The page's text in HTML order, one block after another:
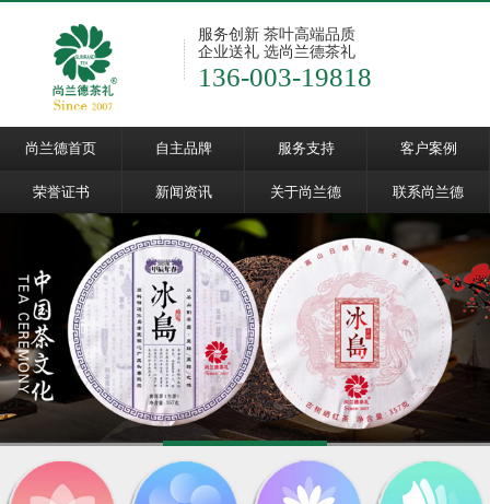
服务创新 茶叶高端品质
企业送礼 选尚兰德茶礼
136-003-19818
尚兰德首页 自主品牌 服务支持 客户案例
荣誉证书 新闻资讯 关于尚兰德 联系尚兰德